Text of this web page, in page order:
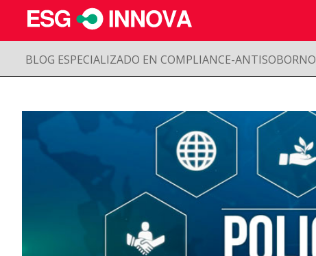
BLOG ESPECIALIZADO EN COMPLIANCE-ANTISOBORNO